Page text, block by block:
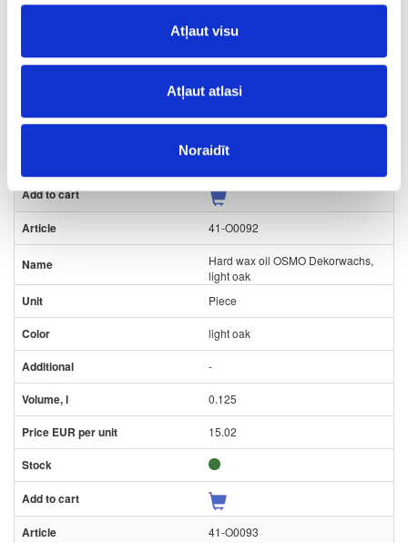
Atļaut visu
Atļaut atlasi
Noraidīt
light oak
tester
0.005
2.05
41-O0092
Hard wax oil OSMO Dekorwachs,
light oak
Piece
light oak
-
0.125
15.02
41-O0093